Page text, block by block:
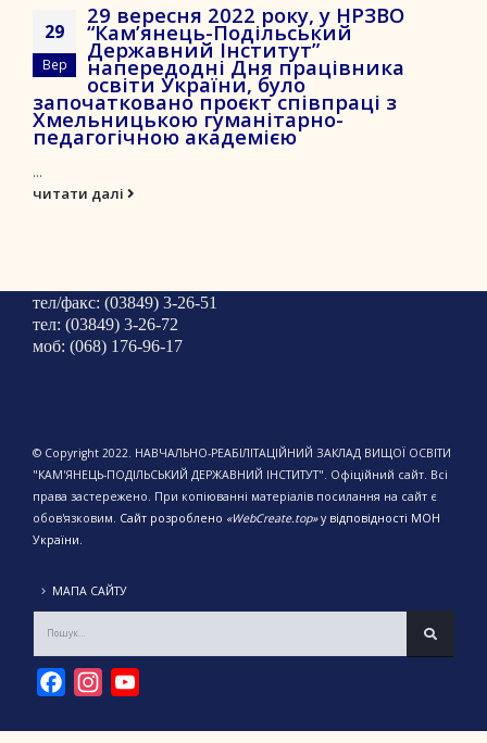
29
Вер
29 вересня 2022 року, у НРЗВО
“Кам’янець-Подільський
Державний Інститут”
напередодні Дня працівника
освіти України, було
започатковано проєкт співпраці з
Хмельницькою гуманітарно-
педагогічною академією
...
читати далі
тел/факс: (03849) 3-26-51
тел: (03849) 3-26-72
моб: (068) 176-96-17
© Copyright 2022. НАВЧАЛЬНО-РЕАБІЛІТАЦІЙНИЙ ЗАКЛАД ВИЩОЇ ОСВІТИ
"КАМ'ЯНЕЦЬ-ПОДІЛЬСЬКИЙ ДЕРЖАВНИЙ ІНСТИТУТ". Офіційний сайт. Всі
права застережено. При копіюванні матеріалів посилання на сайт є
обов'язковим. Сайт розроблено «WebCreate.top»у відповідності МОН
України.
МАПА САЙТУ
FacebookInstagram